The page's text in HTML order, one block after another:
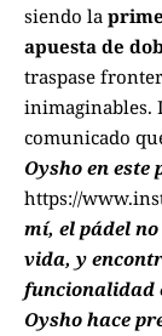
siendo la
apuesta de
traspase
inimaginables.
comunicado
Oysho en
https://
mí, el pádel
vida, y
funcionalidad
Oysho hace